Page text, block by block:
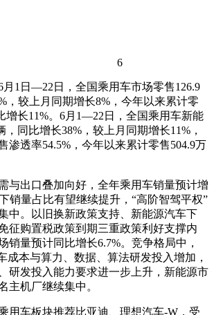
6
1日—22日，全国乘用车市场零售126.9
，较上月同期增长8%，今年以来累计零
增长11%。6月1—22日，全国乘用车新能
，同比增长38%，较上月同期增长11%，
渗透率54.5%，今年以来累计零售504.9万
与出口叠加向好，全年乘用车销量预计增
销量占比有望继续提升，“高阶智驾平权”
中。以旧换新政策支持、新能源汽车下
征购置税政策到期三重政策利好支撑内
销量预计同比增长6.7%。竞争格局中，
成本与算力、数据、算法研发投入增加，
研发投入能力要求进一步上升，新能源市
主机厂继续集中。
用车板块推荐比亚迪、理想汽车-W，受